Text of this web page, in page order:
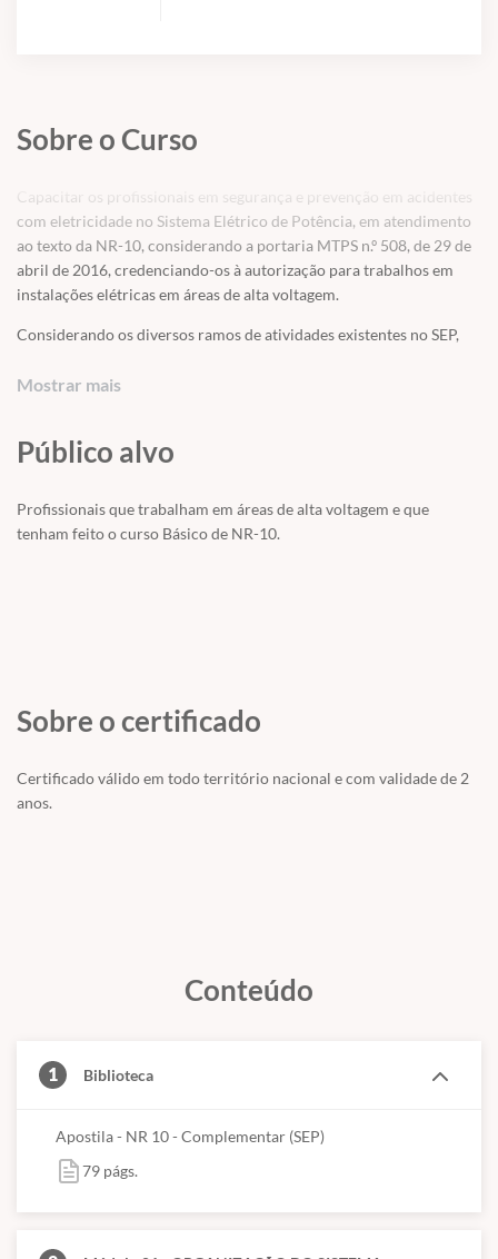
Sobre o Curso
Capacitar os profissionais em segurança e prevenção em acidentes
com eletricidade no Sistema Elétrico de Potência, em atendimento
ao texto da NR-10, considerando a portaria MTPS n.º 508, de 29 de
abril de 2016, credenciando-os à autorização para trabalhos em
instalações elétricas em áreas de alta voltagem.
Considerando os diversos ramos de atividades existentes no SEP,
os níveis de tensão, bem como às fases de geração, transmissão,
realizando trabalhos dentro de uma subestação).
Identificar possíveis riscos decorrentes de práticas incorretas com
(NR-10 Norma Regulamentadora);
elétricas em baixa tensão, em suas diversas etapas, incluindo
equipamentos de proteção individual.
Mostrar mais
Público alvo
Profissionais que trabalham em áreas de alta voltagem e que
tenham feito o curso Básico de NR-10.
Sobre o certificado
Certificado válido em todo território nacional e com validade de 2
anos.
Conteúdo
1 Biblioteca
Apostila - NR 10 - Complementar (SEP)
79 págs.